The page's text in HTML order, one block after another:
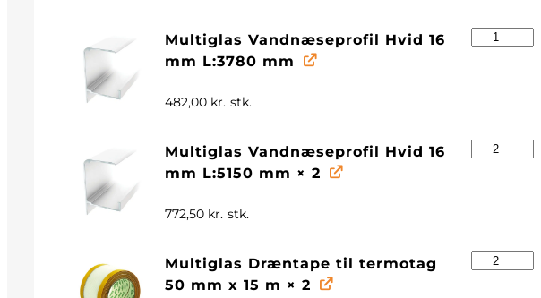
Multiglas Vandnæseprofil Hvid 16
mm L:3780 mm
482,00 kr. stk.
Multiglas Vandnæseprofil Hvid 16
mm L:5150 mm × 2
772,50 kr. stk.
Multiglas Dræntape til termotag
50 mm x 15 m × 2